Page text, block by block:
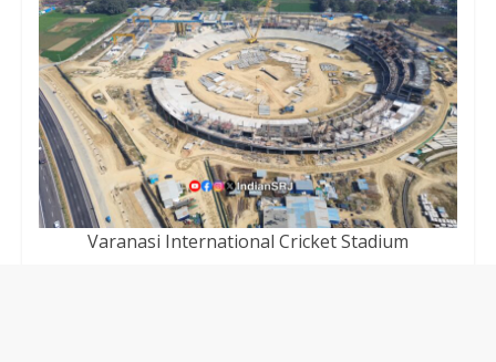
Varanasi International Cricket Stadium